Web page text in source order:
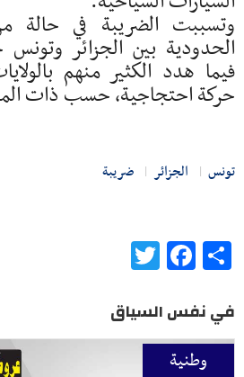
وتسببت الضريبة في حالة
الحدودية بين الجزائر وتونس
فيما هدد الكثير منهم
حركة احتجاجية، حسب ذات
تونس الجزائر ضريبة
Share
Facebook
في نفس السياق
وطنية